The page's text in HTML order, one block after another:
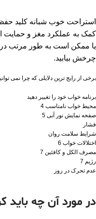
استراحت خوب شبانه کلید
کمک به عملکرد مغز و
یا ممکن است به طور مرتب
چرخش بیابید.
برخی از رایج ترین دلایلی که چرا نمی توانید
برنامه خواب خود را تغییر دهید
محیط خواب نامناسب 4
صفحه نمایش نور آبی 5
فشار
شرایط سلامت روان
اختلالات خواب 6
مصرف الکل و کافئین 7
رژیم 7
عدم تحرک در روز
در مورد آن چه باید